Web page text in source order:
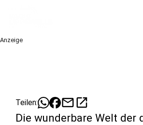
Anzeige
Teilen: mailopen_in_new
Die wunderbare Welt der